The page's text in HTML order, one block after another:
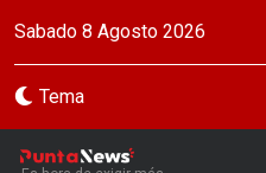
Sabado 8 Agosto 2026
Tema